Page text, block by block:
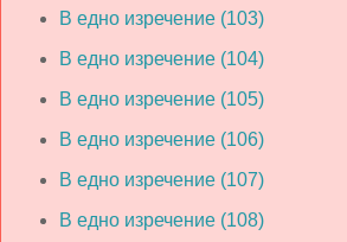
В едно изречение (103)
В едно изречение (104)
В едно изречение (105)
В едно изречение (106)
В едно изречение (107)
В едно изречение (108)